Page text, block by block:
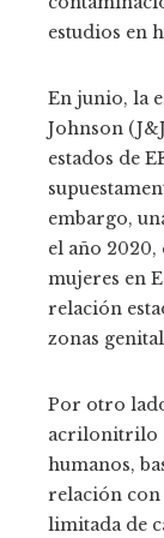
estudios en
En junio, la
Johnson
estados de
embargo,
el año
mujeres en
relación
zonas
Por otro
acrilonitrilo
humanos,
relación con
limitada de